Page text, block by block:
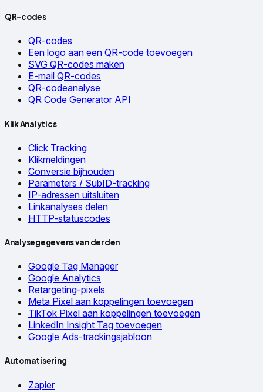
QR-codes
QR-codes
Een logo aan een QR-code toevoegen
SVG QR-codes maken
E-mail QR-codes
QR-codeanalyse
QR Code Generator API
Klik Analytics
Click Tracking
Klikmeldingen
Conversie bijhouden
Parameters / SubID-tracking
IP-adressen uitsluiten
Linkanalyses delen
HTTP-statuscodes
Analysegegevens van derden
Google Tag Manager
Google Analytics
Retargeting-pixels
Meta Pixel aan koppelingen toevoegen
TikTok Pixel aan koppelingen toevoegen
LinkedIn Insight Tag toevoegen
Google Ads-trackingsjabloon
Automatisering
Zapier